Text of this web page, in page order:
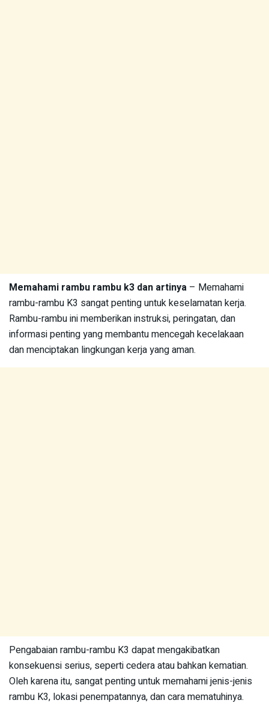
Memahami rambu rambu k3 dan artinya – Memahami
rambu-rambu K3 sangat penting untuk keselamatan kerja.
Rambu-rambu ini memberikan instruksi, peringatan, dan
informasi penting yang membantu mencegah kecelakaan
dan menciptakan lingkungan kerja yang aman.
Pengabaian rambu-rambu K3 dapat mengakibatkan
konsekuensi serius, seperti cedera atau bahkan kematian.
Oleh karena itu, sangat penting untuk memahami jenis-jenis
rambu K3, lokasi penempatannya, dan cara mematuhinya.